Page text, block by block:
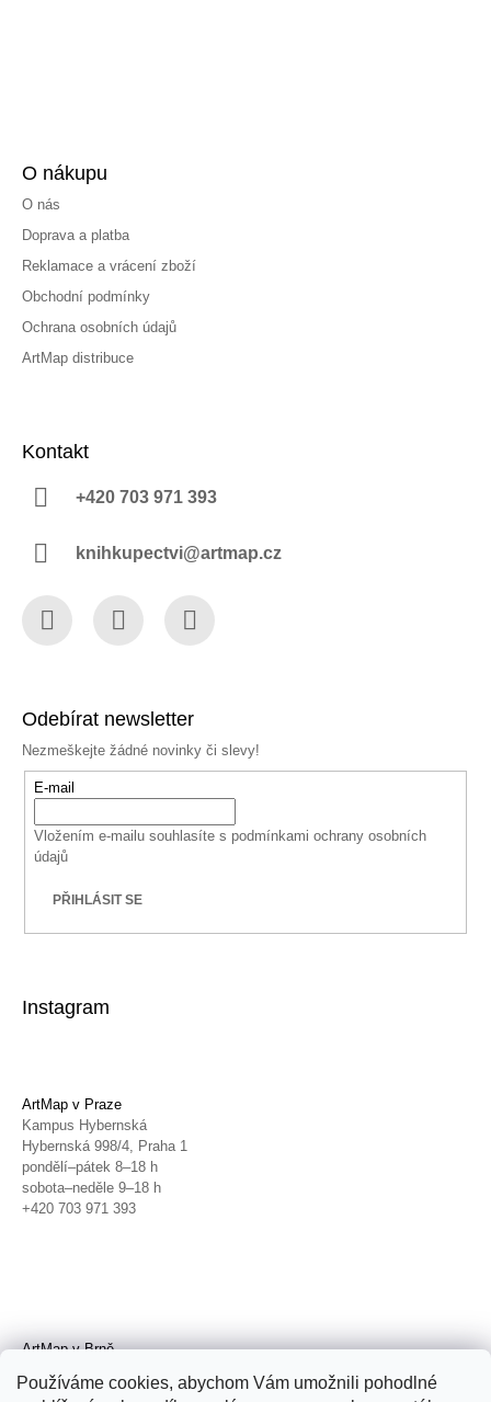
Používáme cookies, abychom Vám umožnili pohodlné
O nákupu
O nás
Doprava a platba
Reklamace a vrácení zboží
Obchodní podmínky
Ochrana osobních údajů
ArtMap distribuce
Kontakt
+420 703 971 393
knihkupectvi@artmap.cz
Odebírat newsletter
Nezmeškejte žádné novinky či slevy!
E-mail
Vložením e-mailu souhlasíte s podmínkami ochrany osobních
údajů
PŘIHLÁSIT SE
Instagram
ArtMap v Praze
Kampus Hybernská
Hybernská 998/4, Praha 1
pondělí–pátek 8–18 h
sobota–neděle 9–18 h
+420 703 971 393
ArtMap v Brně
Radnická 4, Brno